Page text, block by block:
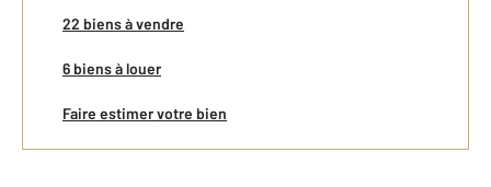
22 biens à vendre
6 biens à louer
Faire estimer votre bien